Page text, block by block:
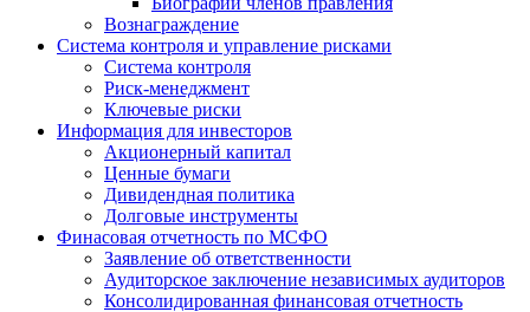
Вознаграждение
Система контроля и управление рисками
Система контроля
Риск-менеджмент
Ключевые риски
Информация для инвесторов
Акционерный капитал
Ценные бумаги
Дивидендная политика
Долговые инструменты
Финасовая отчетность по МСФО
Заявление об ответственности
Аудиторское заключение независимых аудиторов
Консолидированная финансовая отчетность